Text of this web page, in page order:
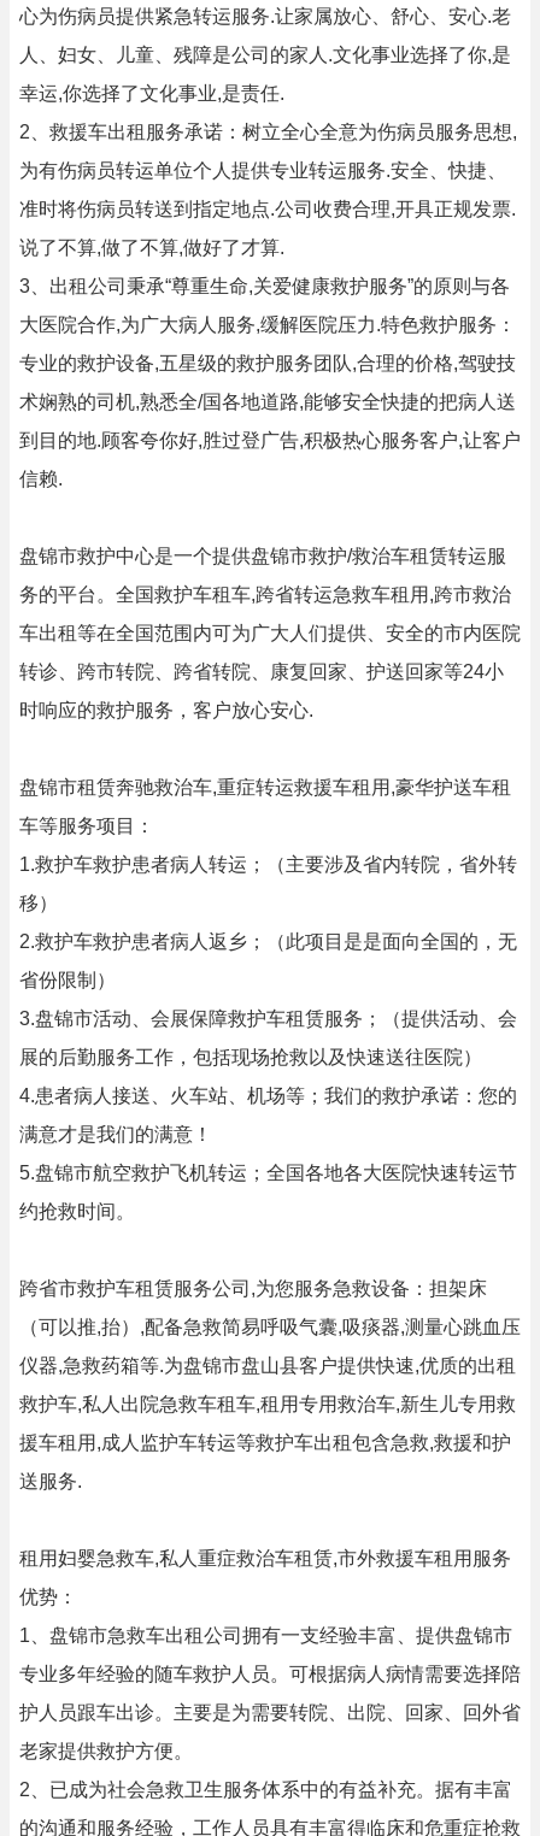
心为伤病员提供紧急转运服务.让家属放心、舒心、安心.老
人、妇女、儿童、残障是公司的家人.文化事业选择了你,是
幸运,你选择了文化事业,是责任.
2、救援车出租服务承诺：树立全心全意为伤病员服务思想,
为有伤病员转运单位个人提供专业转运服务.安全、快捷、
准时将伤病员转送到指定地点.公司收费合理,开具正规发票.
说了不算,做了不算,做好了才算.
3、出租公司秉承“尊重生命,关爱健康救护服务”的原则与各
大医院合作,为广大病人服务,缓解医院压力.特色救护服务：
专业的救护设备,五星级的救护服务团队,合理的价格,驾驶技
术娴熟的司机,熟悉全/国各地道路,能够安全快捷的把病人送
到目的地.顾客夸你好,胜过登广告,积极热心服务客户,让客户
信赖.
盘锦市救护中心是一个提供盘锦市救护/救治车租赁转运服
务的平台。全国救护车租车,跨省转运急救车租用,跨市救治
车出租等在全国范围内可为广大人们提供、安全的市内医院
转诊、跨市转院、跨省转院、康复回家、护送回家等24小
时响应的救护服务，客户放心安心.
盘锦市租赁奔驰救治车,重症转运救援车租用,豪华护送车租
车等服务项目：
1.救护车救护患者病人转运；（主要涉及省内转院，省外转
移）
2.救护车救护患者病人返乡；（此项目是是面向全国的，无
省份限制）
3.盘锦市活动、会展保障救护车租赁服务；（提供活动、会
展的后勤服务工作，包括现场抢救以及快速送往医院）
4.患者病人接送、火车站、机场等；我们的救护承诺：您的
满意才是我们的满意！
5.盘锦市航空救护飞机转运；全国各地各大医院快速转运节
约抢救时间。
跨省市救护车租赁服务公司,为您服务急救设备：担架床
（可以推,抬）,配备急救简易呼吸气囊,吸痰器,测量心跳血压
仪器,急救药箱等.为盘锦市盘山县客户提供快速,优质的出租
救护车,私人出院急救车租车,租用专用救治车,新生儿专用救
援车租用,成人监护车转运等救护车出租包含急救,救援和护
送服务.
租用妇婴急救车,私人重症救治车租赁,市外救援车租用服务
优势：
1、盘锦市急救车出租公司拥有一支经验丰富、提供盘锦市
专业多年经验的随车救护人员。可根据病人病情需要选择陪
护人员跟车出诊。主要是为需要转院、出院、回家、回外省
老家提供救护方便。
2、已成为社会急救卫生服务体系中的有益补充。据有丰富
的沟通和服务经验，工作人员具有丰富得临床和危重症抢救